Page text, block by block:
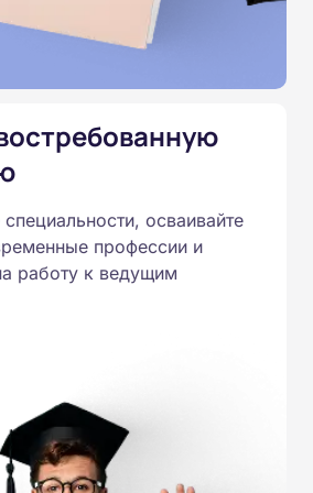
лицензией
образования.
N 534 в
с Федеральными
стандартами
образования.
и дипломы о
осваивайте
профессии и
работу к ведущим